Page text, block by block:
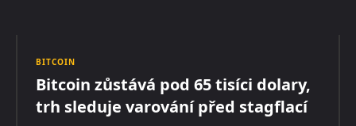
BITCOIN
Bitcoin zůstává pod 65 tisíci dolary,
trh sleduje varování před stagflací